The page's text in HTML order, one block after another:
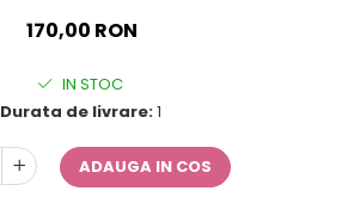
170,00 RON
IN STOC
Durata de livrare:1
ADAUGA IN COS